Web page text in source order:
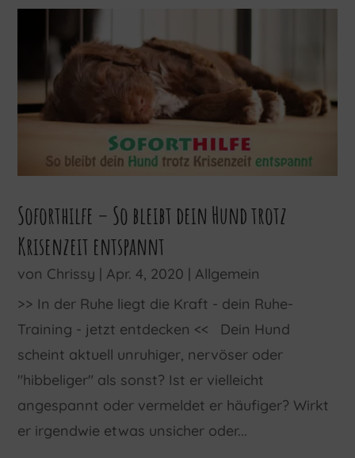
Soforthilfe – So bleibt dein Hund trotz
Krisenzeit entspannt
von Chrissy | Apr. 4, 2020 | Allgemein
>> In der Ruhe liegt die Kraft - dein Ruhe-
Training - jetzt entdecken << Dein Hund
scheint aktuell unruhiger, nervöser oder
"hibbeliger" als sonst? Ist er vielleicht
angespannt oder vermeldet er häufiger? Wirkt
er irgendwie etwas unsicher oder...